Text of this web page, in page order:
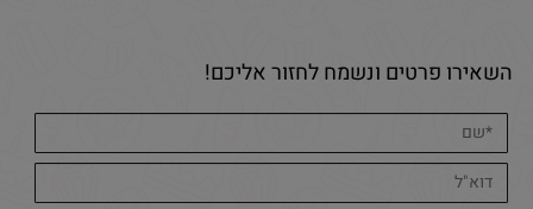
השאירו פרטים ונשמח לחזור אליכם!